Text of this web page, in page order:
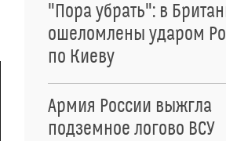
"Пора убрать": в
ошеломлены ударом
по Киеву
Армия России выжгла
подземное логово ВСУ